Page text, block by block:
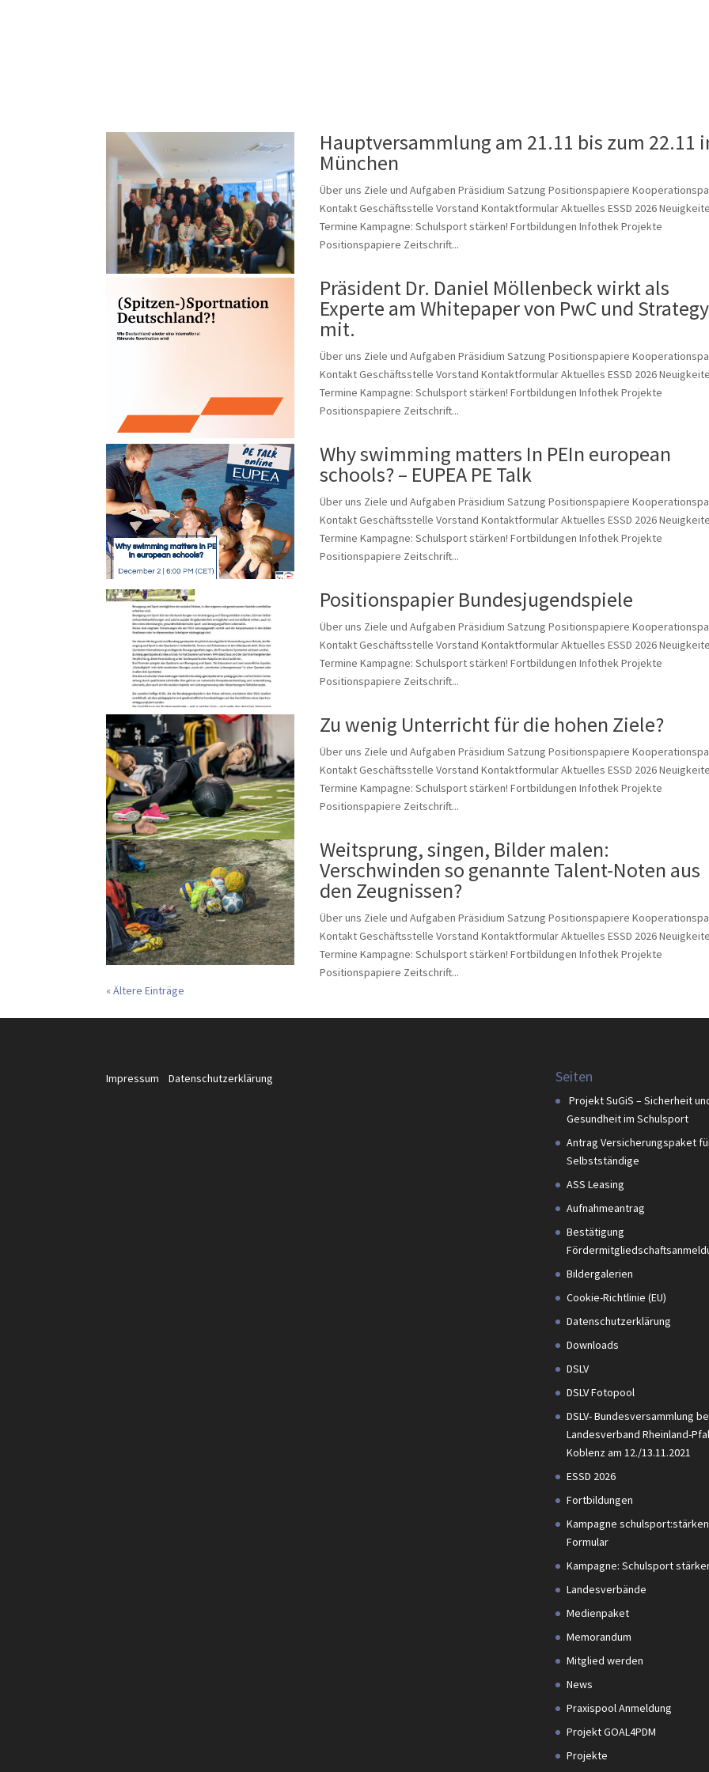
Hauptversammlung am 21.11 bis zum 22.11
München
Über uns Ziele und Aufgaben Präsidium Satzung Positionspapiere
Kontakt Geschäftsstelle Vorstand Kontaktformular Aktuelles ESSD 2026
Termine Kampagne: Schulsport stärken! Fortbildungen Infothek Projekte
Positionspapiere Zeitschrift...
Präsident Dr. Daniel Möllenbeck wirkt als
Experte am Whitepaper von PwC und
mit.
Über uns Ziele und Aufgaben Präsidium Satzung Positionspapiere
Kontakt Geschäftsstelle Vorstand Kontaktformular Aktuelles ESSD 2026
Termine Kampagne: Schulsport stärken! Fortbildungen Infothek Projekte
Positionspapiere Zeitschrift...
Why swimming matters In PEIn european
schools? – EUPEA PE Talk
Über uns Ziele und Aufgaben Präsidium Satzung Positionspapiere
Kontakt Geschäftsstelle Vorstand Kontaktformular Aktuelles ESSD 2026
Termine Kampagne: Schulsport stärken! Fortbildungen Infothek Projekte
Positionspapiere Zeitschrift...
Positionspapier Bundesjugendspiele
Über uns Ziele und Aufgaben Präsidium Satzung Positionspapiere
Kontakt Geschäftsstelle Vorstand Kontaktformular Aktuelles ESSD 2026
Termine Kampagne: Schulsport stärken! Fortbildungen Infothek Projekte
Positionspapiere Zeitschrift...
Zu wenig Unterricht für die hohen Ziele?
Über uns Ziele und Aufgaben Präsidium Satzung Positionspapiere
Kontakt Geschäftsstelle Vorstand Kontaktformular Aktuelles ESSD 2026
Termine Kampagne: Schulsport stärken! Fortbildungen Infothek Projekte
Positionspapiere Zeitschrift...
Weitsprung, singen, Bilder malen:
Verschwinden so genannte Talent-Noten aus
den Zeugnissen?
Über uns Ziele und Aufgaben Präsidium Satzung Positionspapiere
Kontakt Geschäftsstelle Vorstand Kontaktformular Aktuelles ESSD 2026
Termine Kampagne: Schulsport stärken! Fortbildungen Infothek Projekte
Positionspapiere Zeitschrift...
« Ältere Einträge
ImpressumDatenschutzerklärung Seiten
Projekt SuGiS – Sicherheit
Gesundheit im Schulsport
Antrag Versicherungspaket
Selbstständige
ASS Leasing
Aufnahmeantrag
Bestätigung
Bildergalerien
Cookie-Richtlinie (EU)
Datenschutzerklärung
Downloads
DSLV
DSLV Fotopool
DSLV- Bundesversammlung
Landesverband Rheinland-
Koblenz am 12./13.11.2021
ESSD 2026
Fortbildungen
Kampagne schulsport:stärken
Formular
Kampagne: Schulsport
Landesverbände
Medienpaket
Memorandum
Mitglied werden
News
Praxispool Anmeldung
Projekt GOAL4PDM
Projekte